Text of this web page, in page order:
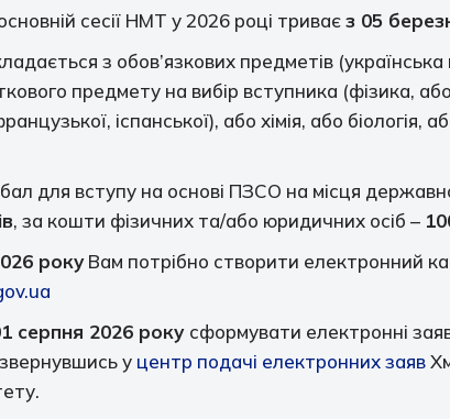
сесії НМТ у 2026 році триваєз 05
з обов’язкових предметів
предмету на вибір вступника (фізика,
іспанської), або хімія, або біологія,
для вступу на основі ПЗСО на місця
, за кошти фізичних та/або юридичних осіб –
рокуВам потрібно створити електронний
серпня 2026 року сформувати електронні
у центр подачі електронних заяв